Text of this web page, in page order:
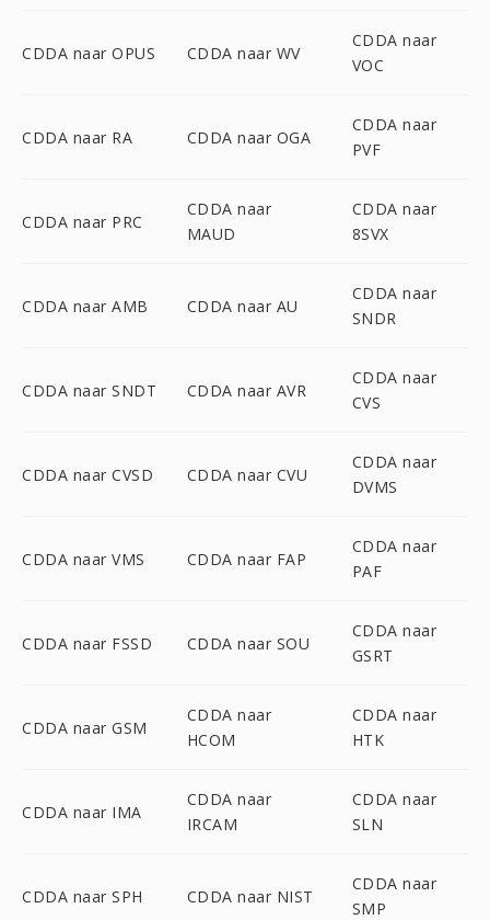
CDDA naar OPUS CDDA naar WV
CDDA naar
VOC
CDDA naar RA CDDA naar OGA
CDDA naar
PVF
CDDA naar PRC
CDDA naar
MAUD
CDDA naar
8SVX
CDDA naar AMB CDDA naar AU
CDDA naar
SNDR
CDDA naar SNDT CDDA naar AVR
CDDA naar
CVS
CDDA naar CVSD CDDA naar CVU
CDDA naar
DVMS
CDDA naar VMS CDDA naar FAP
CDDA naar
PAF
CDDA naar FSSD CDDA naar SOU
CDDA naar
GSRT
CDDA naar GSM
CDDA naar
HCOM
CDDA naar
HTK
CDDA naar IMA
CDDA naar
IRCAM
CDDA naar
SLN
CDDA naar SPH CDDA naar NIST
CDDA naar
SMP